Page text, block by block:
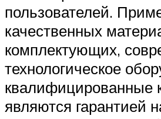
пользователей.
качественных
комплектующих,
технологическое
квалифицированные
являются гарантией